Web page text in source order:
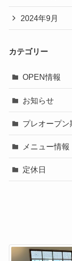
2024年9月
カテゴリー
OPEN情報
お知らせ
プレオープン
メニュー情報
定休日